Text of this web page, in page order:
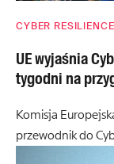
CYBER
UE wyjaśnia
tygodni na
Komisja
przewodnik do